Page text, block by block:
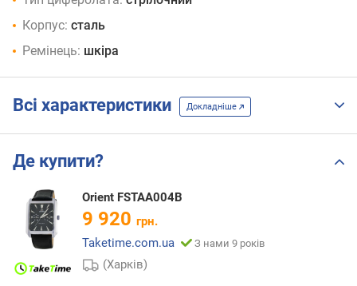
Корпус: сталь
Ремінець: шкіра
Всі характеристики Докладніше
Де купити?
Orient FSTAA004B
9 920 грн.
Taketime.com.ua
З нами 9 років
(Харків)